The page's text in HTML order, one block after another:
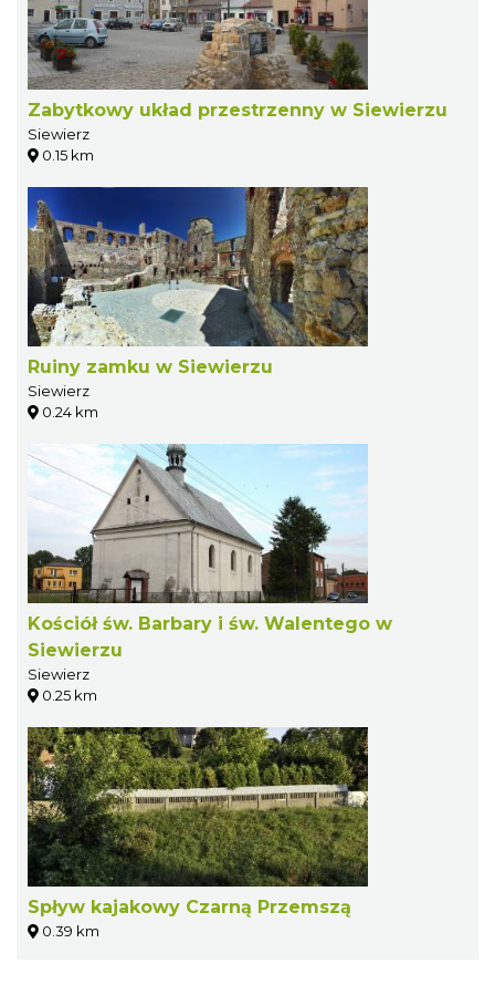
Zabytkowy układ przestrzenny w Siewierzu
Siewierz
0.15 km
Ruiny zamku w Siewierzu
Siewierz
0.24 km
Kościół św. Barbary i św. Walentego w
Siewierzu
Siewierz
0.25 km
Spływ kajakowy Czarną Przemszą
0.39 km